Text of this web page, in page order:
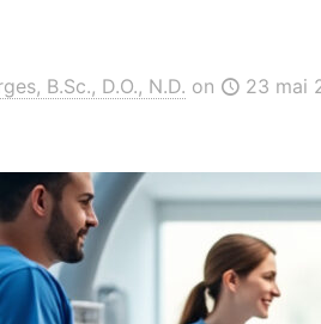
B.Sc., D.O., N.D. on 23 mai